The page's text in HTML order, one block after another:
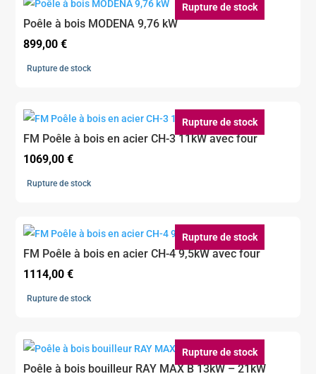
Rupture de stock
Poêle à bois MODENA 9,76 kW
899,00€
Rupture de stock
Rupture de stock
FM Poêle à bois en acier CH-3 11kW avec four
1069,00€
Rupture de stock
Rupture de stock
FM Poêle à bois en acier CH-4 9,5kW avec four
1114,00€
Rupture de stock
Rupture de stock
Poêle à bois bouilleur RAY MAX B 13kW – 21kW